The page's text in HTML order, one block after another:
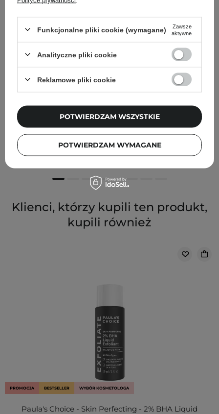
CeraVe - Nawilżający Krem do Twarzy - 52ml
78,00 zł
Klienci, którzy kupili ten produkt,
kupili również
PROMOCJA BESTSELLER WYBÓR KOSMETOLOGA
Paula's Choice - Skin Perfecting - 2% BHA Liquid
Funkcjonalne pliki cookie (wymagane)
Zawsze
aktywne
Analityczne pliki cookie
Reklamowe pliki cookie
POTWIERDZAM WYMAGANE
POTWIERDZAM WSZYSTKIE